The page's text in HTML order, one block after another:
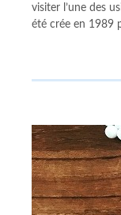
visiter l’une des
été crée en 1989